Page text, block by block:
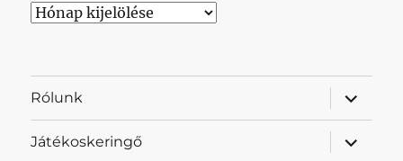
Archívum
Rólunk
almenü
Játékoskeringő
almenü